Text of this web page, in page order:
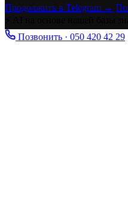
Продолжить в Telegram →
Позвонить · 050 420 42 29